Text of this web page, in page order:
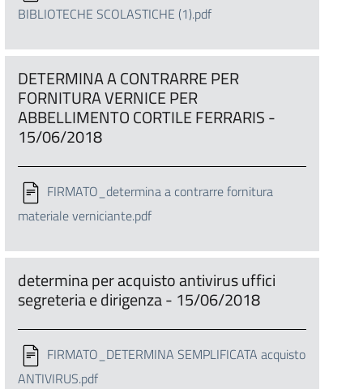
BIBLIOTECHE SCOLASTICHE (1).pdf
DETERMINA A CONTRARRE PER
FORNITURA VERNICE PER
ABBELLIMENTO CORTILE FERRARIS -
15/06/2018
FIRMATO_determina a contrarre fornitura
materiale verniciante.pdf
determina per acquisto antivirus uffici
segreteria e dirigenza - 15/06/2018
FIRMATO_DETERMINA SEMPLIFICATA acquisto
ANTIVIRUS.pdf